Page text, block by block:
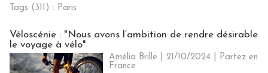
Tags (311) : Paris
Véloscénie : "Nous avons l’ambition de rendre désirable
le voyage à vélo"
Amélia Brille | 21/10/2024
Partez en
France